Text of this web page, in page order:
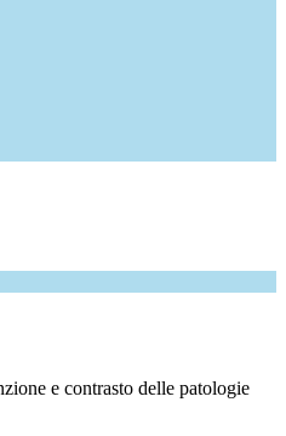
e contrasto delle patologie